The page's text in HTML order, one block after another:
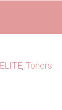
ELITE,Toners